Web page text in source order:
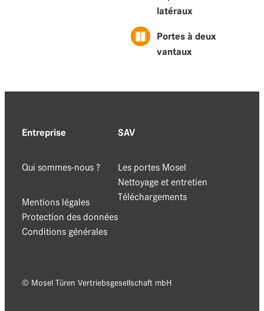
latéraux
Portes à deux
vantaux
Entreprise
Qui sommes-nous ?
Mentions légales
Protection des données
Conditions générales
SAV
Les portes Mosel
Nettoyage et entretien
Téléchargements
© Mosel Türen Vertriebsgesellschaft mbH